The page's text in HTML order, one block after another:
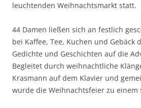
leuchtenden Weihnachtsmarkt statt.
44 Damen ließen sich an festlich
bei Kaffee, Tee, Kuchen und Gebäck
Gedichte und Geschichten auf die
Begleitet durch weihnachtliche
Krasmann auf dem Klavier und
wurde die Weihnachtsfeier zu einem